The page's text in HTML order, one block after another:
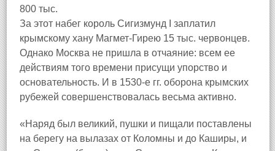
800 тыс.
За этот набег король Сигизмунд I заплатил
крымскому хану Магмет-Гирею 15 тыс. червонцев.
Однако Москва не пришла в отчаяние: всем ее
действиям того времени присущи упорство и
основательность. И в 1530-е гг. оборона крымских
рубежей совершенствовалась весьма активно.
«Наряд был великий, пушки и пищали поставлены
на берегу на вылазах от Коломны и до Каширы, и